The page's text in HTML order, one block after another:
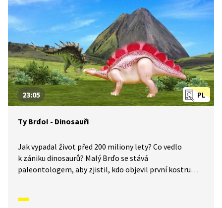
PL
23:05
Ty Brďo! - Dinosauři
Jak vypadal život před 200 miliony lety? Co vedlo
k zániku dinosaurů? Malý Brďo se stává
paleontologem, aby zjistil, kdo objevil první kostru